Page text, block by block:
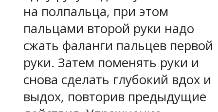
на полпальца, при этом
пальцами второй руки надо
сжать фаланги пальцев первой
руки. Затем поменять руки и
снова сделать глубокий вдох и
выдох, повторив предыдущие